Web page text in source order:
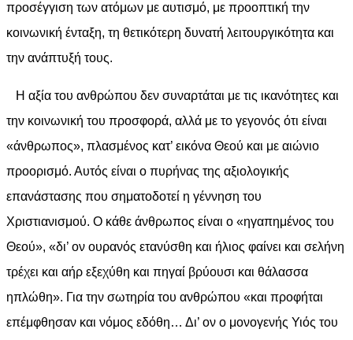
προσέγγιση των ατόμων με αυτισμό, με προοπτική την
κοινωνική ένταξη, τη θετικότερη δυνατή λειτουργικότητα και
την ανάπτυξή τους.
Η αξία του ανθρώπου δεν συναρτάται με τις ικανότητες και
την κοινωνική του προσφορά, αλλά με το γεγονός ότι είναι
«άνθρωπος», πλασμένος κατ’ εικόνα Θεού και με αιώνιο
προορισμό. Αυτός είναι ο πυρήνας της αξιολογικής
επανάστασης που σηματοδοτεί η γέννηση του
Χριστιανισμού. Ο κάθε άνθρωπος είναι ο «ηγαπημένος του
Θεού», «δι’ ον ουρανός ετανύσθη και ήλιος φαίνει και σελήνη
τρέχει και αήρ εξεχύθη και πηγαί βρύουσι και θάλασσα
ηπλώθη». Για την σωτηρία του ανθρώπου «και προφήται
επέμφθησαν και νόμος εδόθη… Δι’ ον ο μονογενής Υιός του